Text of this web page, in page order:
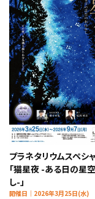
プラネタリウムスペシ
「猫星夜 -ある日の星
し-」
開催日｜2026年3月25日(水)